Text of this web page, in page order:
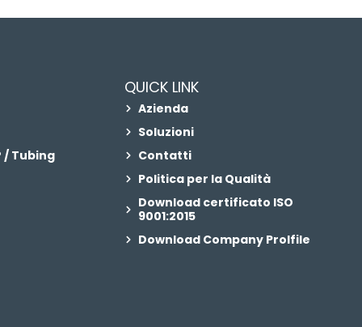
/ Tubing
QUICK LINK
Azienda
Soluzioni
Contatti
Politica per la Qualità
Download certificato ISO
9001:2015
Download Company Prolfile